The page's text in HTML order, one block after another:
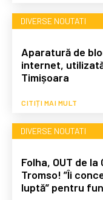
DIVERSE NOUTATI
Aparatură de
internet,
Timișoara
CITIȚI MAI MULT
DIVERSE NOUTATI
Folha, OUT de
Tromso! ”Îi
luptă” pentru